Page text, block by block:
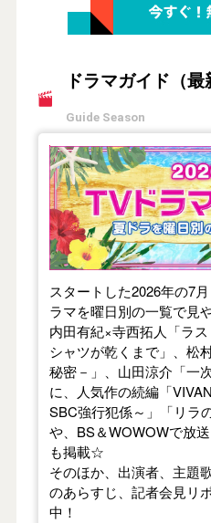
ドラマガイド（最
Guide Season
【2026年夏】TVドラ
スタートした2026年の7
ラマを曜日別の一覧で見
内田有紀×寺西拓人「ラ
シャツが乾くまで」、松
秘密－」、山田涼介「一
に、人気作の続編「
SBC強行犯係～」「リラ
や、BS＆WOWOWで放
も掲載☆
そのほか、出演者、主題
のあらすじ、記者会見リ
中！